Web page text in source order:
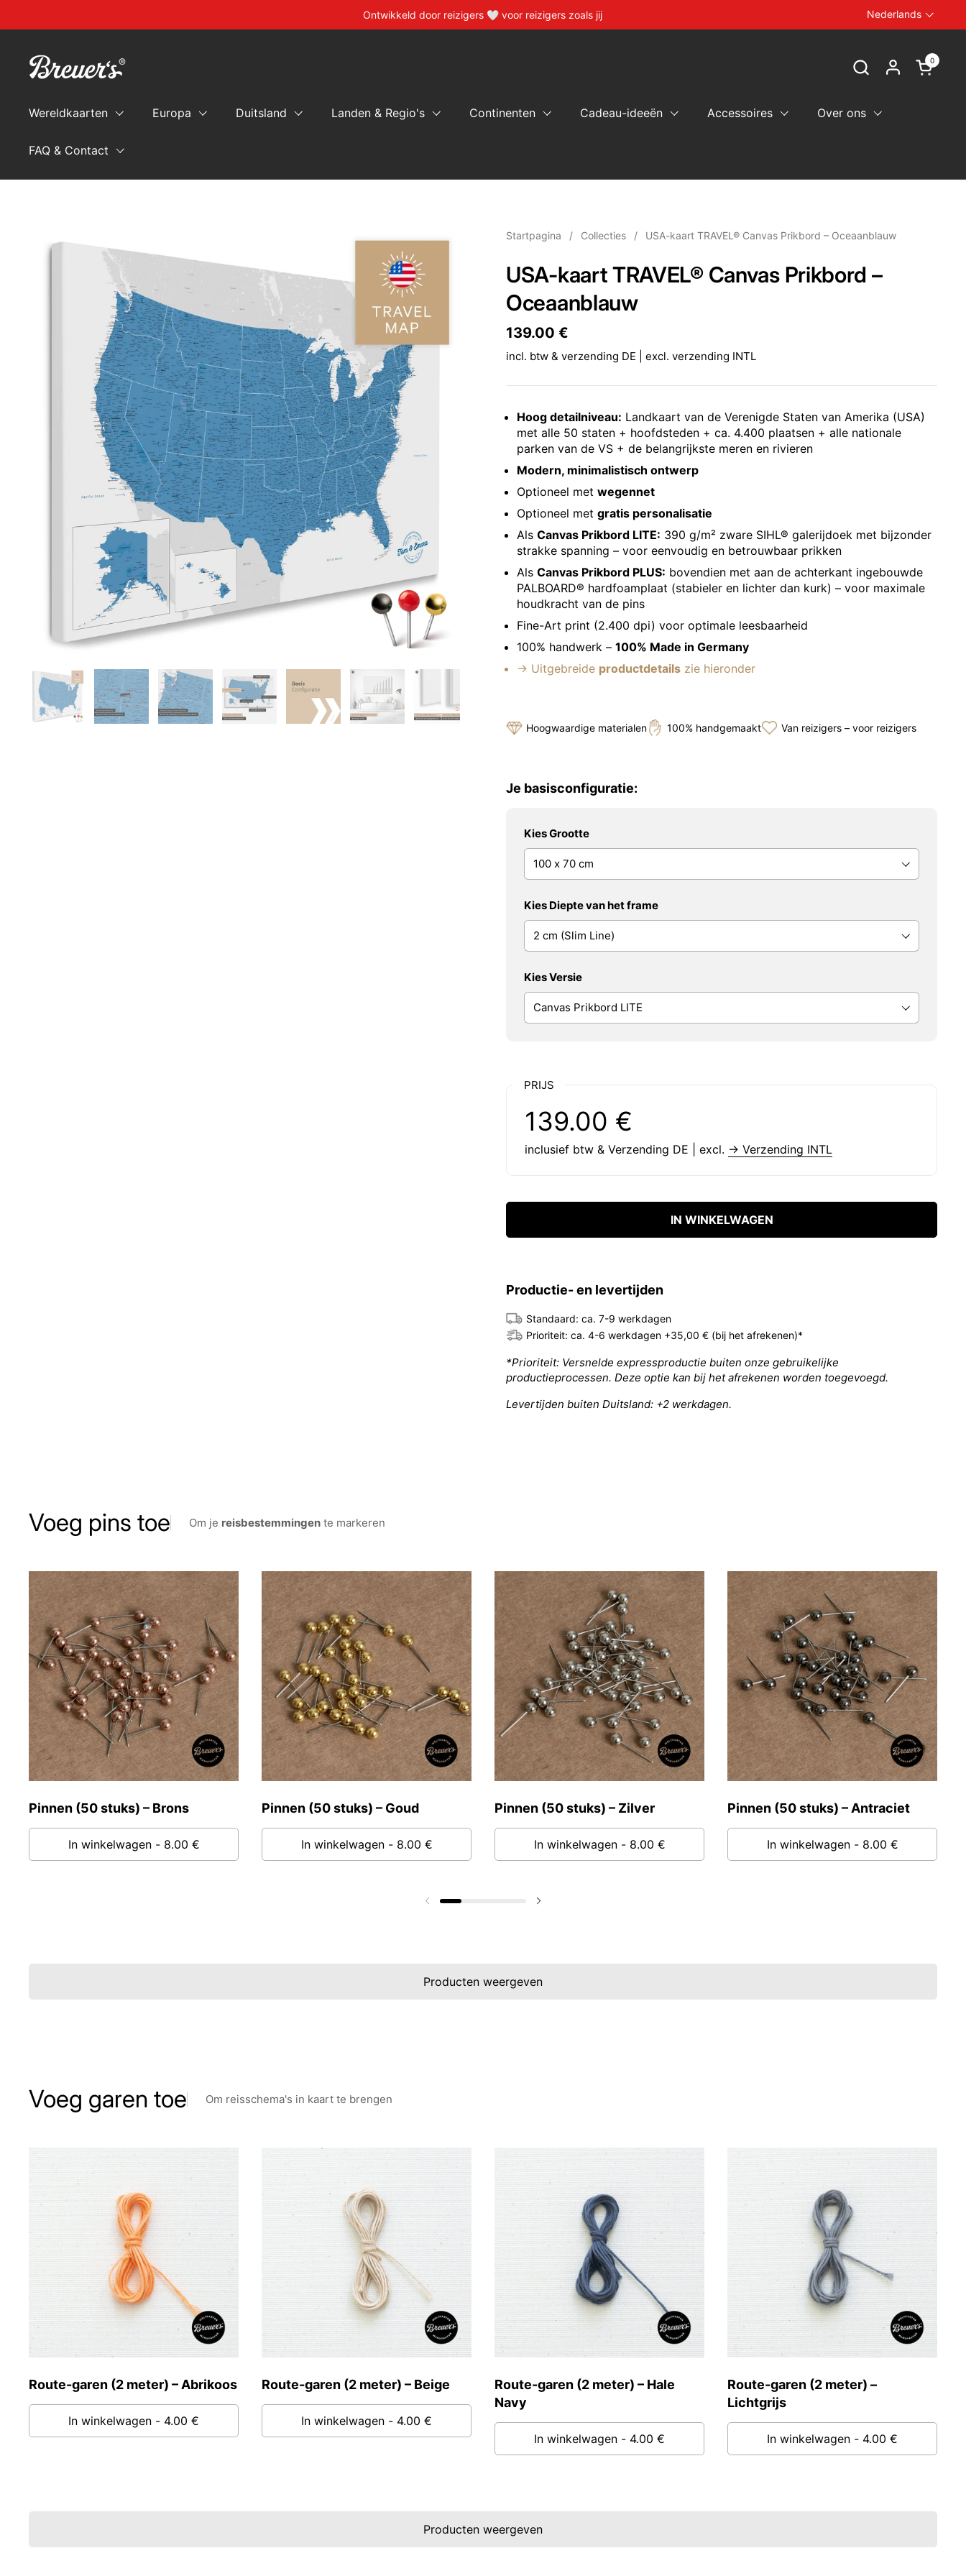
Ontwikkeld door reizigers 🤍 voor reizigers zoals jij Taal
Nederlands
0
Wereldkaarten Europa Duitsland Landen & Regio's Continenten Cadeau-ideeën Accessoires Over ons
FAQ & Contact
Startpagina / Collecties / USA-kaart TRAVEL® Canvas Prikbord – Oceaanblauw
USA-kaart TRAVEL® Canvas Prikbord –
Oceaanblauw
Prijs:
139.00 €
incl. btw & verzending DE | excl. verzending INTL
Hoog detailniveau: Landkaart van de Verenigde Staten van Amerika (USA)
met alle 50 staten + hoofdsteden + ca. 4.400 plaatsen + alle nationale
parken van de VS + de belangrijkste meren en rivieren
Modern, minimalistisch ontwerp
Optioneel met wegennet
Optioneel met gratis personalisatie
Als Canvas Prikbord LITE: 390 g/m² zware SIHL® galerijdoek met bijzonder
strakke spanning – voor eenvoudig en betrouwbaar prikken
Als Canvas Prikbord PLUS: bovendien met aan de achterkant ingebouwde
PALBOARD® hardfoamplaat (stabieler en lichter dan kurk) – voor maximale
houdkracht van de pins
Fine-Art print (2.400 dpi) voor optimale leesbaarheid
100% handwerk – 100% Made in Germany
→ Uitgebreide productdetails zie hieronder
Hoogwaardige materialen 100% handgemaakt Van reizigers – voor reizigers
Je basisconfiguratie:
Kies Grootte
Kies Diepte van het frame
Kies Versie
PRIJS
Prijs:
139.00 €
Reguliere prijs:
inclusief btw & Verzending DE | excl. → Verzending INTL
IN WINKELWAGEN
Productie- en levertijden
Standaard: ca. 7-9 werkdagen
Prioriteit: ca. 4-6 werkdagen +35,00 € (bij het afrekenen)*
*Prioriteit: Versnelde expressproductie buiten onze gebruikelijke
productieprocessen. Deze optie kan bij het afrekenen worden toegevoegd.
Levertijden buiten Duitsland: +2 werkdagen.
Voeg pins toe Om je reisbestemmingen te markeren
Pinnen (50 stuks) – Brons
In winkelwagen- 8.00 €
Pinnen (50 stuks) – Goud
In winkelwagen- 8.00 €
Pinnen (50 stuks) – Zilver
In winkelwagen- 8.00 €
Pinnen (50 stuks) – Antraciet
In winkelwagen- 8.00 €
Vorige dia
Producten weergeven
Voeg garen toe Om reisschema's in kaart te brengen
Route-garen (2 meter) – Abrikoos
In winkelwagen - 4.00 €
Route-garen (2 meter) – Beige
In winkelwagen - 4.00 €
Route-garen (2 meter) – Hale
Navy
In winkelwagen - 4.00 €
Route-garen (2 meter) –
Lichtgrijs
In winkelwagen - 4.00 €
Producten weergeven